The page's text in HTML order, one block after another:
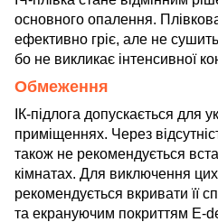
основного опалення.
ефективно гріє, але не
бо не викликає інтенсивної
Обмеження
ІК-підлога допускається для
приміщеннях. Через
також не рекомендується
кімнатах. Для виключення цих
рекомендується вкривати її
та екрануючим покриттям E-